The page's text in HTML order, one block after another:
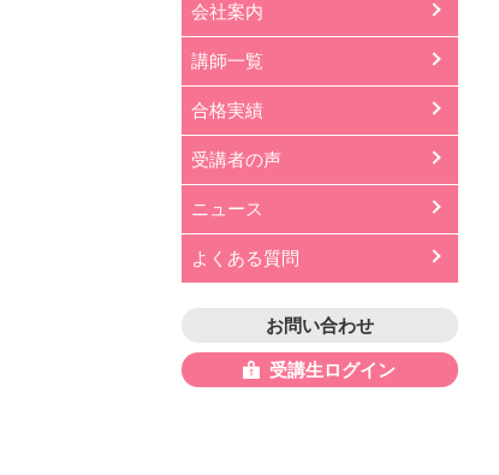
会社案内
講師一覧
合格実績
受講者の声
ニュース
よくある質問
お問い合わせ
受講生ログイン